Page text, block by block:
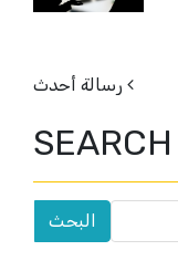
رسالة أحدث
SEARCH